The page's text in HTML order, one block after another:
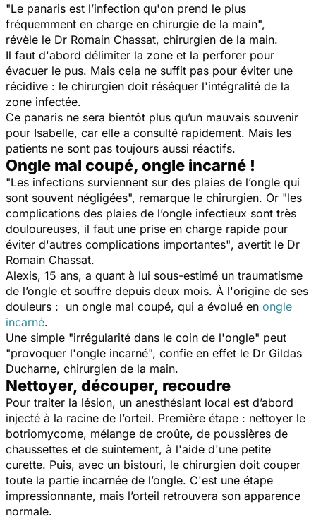
"Le panaris est l’infection qu'on prend le plus
fréquemment en charge en chirurgie de la main",
révèle le Dr Romain Chassat, chirurgien de la main.
Il faut d'abord délimiter la zone et la perforer pour
évacuer le pus. Mais cela ne suffit pas pour éviter une
récidive : le chirurgien doit réséquer l'intégralité de la
zone infectée.
Ce panaris ne sera bientôt plus qu’un mauvais souvenir
pour Isabelle, car elle a consulté rapidement. Mais les
patients ne sont pas toujours aussi réactifs.
Ongle mal coupé, ongle incarné !
"Les infections surviennent sur des plaies de l’ongle qui
sont souvent négligées", remarque le chirurgien. Or "les
complications des plaies de l’ongle infectieux sont très
douloureuses, il faut une prise en charge rapide pour
éviter d'autres complications importantes", avertit le Dr
Romain Chassat.
Alexis, 15 ans, a quant à lui sous-estimé un traumatisme
de l’ongle et souffre depuis deux mois. À l'origine de ses
douleurs : un ongle mal coupé, qui a évolué en ongle
incarné.
Une simple "irrégularité dans le coin de l'ongle" peut
"provoquer l'ongle incarné", confie en effet le Dr Gildas
Ducharne, chirurgien de la main.
Nettoyer, découper, recoudre
Pour traiter la lésion, un anesthésiant local est d’abord
injecté à la racine de l’orteil. Première étape : nettoyer le
botriomycome, mélange de croûte, de poussières de
chaussettes et de suintement, à l'aide d'une petite
curette. Puis, avec un bistouri, le chirurgien doit couper
toute la partie incarnée de l’ongle. C'est une étape
impressionnante, mais l’orteil retrouvera son apparence
normale.